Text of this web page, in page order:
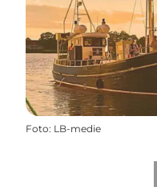
Foto: LB-medie